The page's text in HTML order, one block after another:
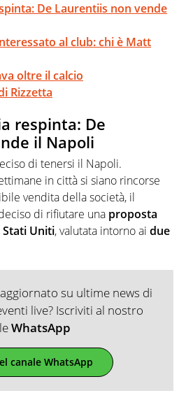
De Laurentiis non vende
al club: chi è Matt
oltre il calcio
Rizzetta
respinta: De
il Napoli
di tenersi il Napoli.
in città si siano rincorse
vendita della società, il
di rifiutare una proposta
Uniti, valutata intorno ai due
su ultime news di
live? Iscriviti al nostro
WhatsApp
canale WhatsApp